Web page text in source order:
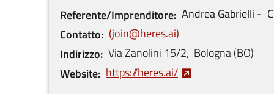
Referente/Imprenditore AndreaGabrielli
Contatto
join@heres.ai
Indirizzo Via Zanolini 15/2, Bologna(BO)
Website https://heres.ai/